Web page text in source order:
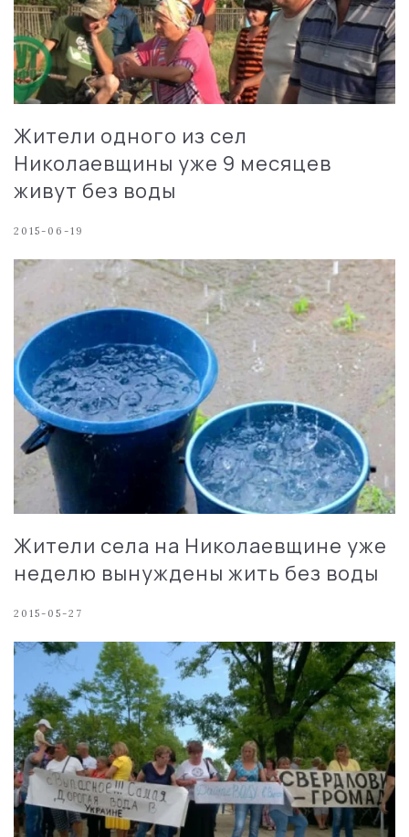
Жители одного из сел
Николаевщины уже 9 месяцев
живут без воды
2015-06-19
Жители села на Николаевщине уже
неделю вынуждены жить без воды
2015-05-27